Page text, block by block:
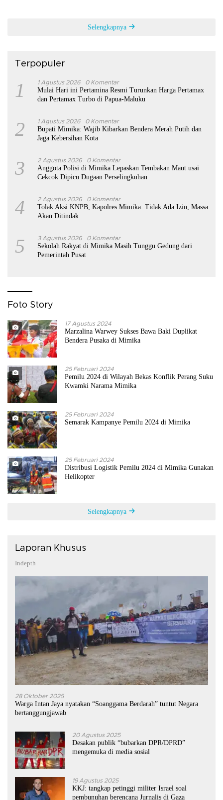
Selengkapnya
Terpopuler
1 1 Agustus 2026 0 Komentar
Mulai Hari ini Pertamina Resmi Turunkan Harga Pertamax
dan Pertamax Turbo di Papua-Maluku
2 1 Agustus 2026 0 Komentar
Bupati Mimika: Wajib Kibarkan Bendera Merah Putih dan
Jaga Kebersihan Kota
3 2 Agustus 2026 0 Komentar
Anggota Polisi di Mimika Lepaskan Tembakan Maut usai
Cekcok Dipicu Dugaan Perselingkuhan
4 2 Agustus 2026 0 Komentar
Tolak Aksi KNPB, Kapolres Mimika: Tidak Ada Izin, Massa
Akan Ditindak
5 3 Agustus 2026 0 Komentar
Sekolah Rakyat di Mimika Masih Tunggu Gedung dari
Pemerintah Pusat
Foto Story
17 Agustus 2024
Marzalina Warwey Sukses Bawa Baki Duplikat
Bendera Pusaka di Mimika
25 Februari 2024
Pemilu 2024 di Wilayah Bekas Konflik Perang Suku
Kwamki Narama Mimika
25 Februari 2024
Semarak Kampanye Pemilu 2024 di Mimika
25 Februari 2024
Distribusi Logistik Pemilu 2024 di Mimika Gunakan
Helikopter
Selengkapnya
Laporan Khusus
Indepth
28 Oktober 2025
Warga Intan Jaya nyatakan “Soanggama Berdarah” tuntut Negara
bertanggungjawab
20 Agustus 2025
Desakan publik “bubarkan DPR/DPRD”
mengemuka di media sosial
19 Agustus 2025
KKJ: tangkap petinggi militer Israel soal
pembunuhan berencana Jurnalis di Gaza